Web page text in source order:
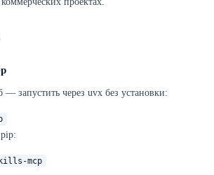
запустить через uvx без установки:
mcp